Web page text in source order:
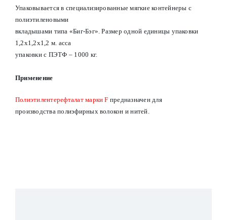
Упаковывается в специализированные мягкие контейнеры с
полиэтиленовыми
вкладышами типа «Биг-Бэг». Размер одной единицы упаковки
1,2х1,2х1,2 м. асса
упаковки с ПЭТФ – 1000 кг.
Применение
Полиэтилентерефталат марки F предназначен для
производства полиэфирных волокон и нитей.